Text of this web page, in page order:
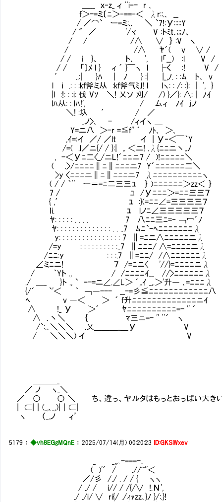
＿__ ｘ‐z_ ィ ¨iｰ- r ､
f＞-=ミ〔ﾆ＞‐==‐＜ λr::.､ __
/ ／⌒` ー=ミ:.､ ＼ `7!:У:::::Y
/ " ／ '/ヾ V :トﾐt､;;;ﾉ、
/ / /∧ ∨ ｝ :V ヽ
/ /∧ ﾔ´( v ∨ /
/ / ｉ }、 ト､ ', l「__) :l V /
/ / 「〕ﾒ l } ィ ´ }￣ヽ l ├く :! V /
′ ..:| }ﾊ | ﾉ } :| |_,ﾉ. : :ﾑ ト､ v
l ｉ .: : :kf斧ミ从 :kf斧气ﾐ,l! l lヽ: : /: :}: | ', }
|l :!: : :i: 伐 Vｿ ＼! 乂ソ 刈/ /) }／}: ∧: | ﾉｲ 正式
lﾊ从: : lﾊ!', / 厶ィ ﾉｲ jノ
＼! :圦 ′ / ／ 実家に報告の手
_ノ>､ - /ィイヽ ＿
Y=ニ八 ＞-r =≦f'' ´ ﾉﾄ､ ＞､
,ｲ=:イ ／/ ／lt イ | У‐＜￣｀Y
/=( .l／ニ{/ / }:| ,. ＜ニ! .λ{ﾆﾆニ丶,.ﾉ
, -＜Уﾆ二〈_/ニL!´ﾆﾆニ7 / )!ﾆﾆﾆﾆﾆ＼
( .>/ﾆﾆﾆﾆ∥ﾆ∥ﾆﾆﾆニ7 Y´ﾆﾆﾆﾆﾆﾆ二＼
>y 〈ﾆﾆﾆニ∥ﾆ∥ﾆﾆﾆニ7 λﾆﾆﾆﾆﾆﾆﾆﾆﾆﾆヽ
( / / ｀¨ ー＝=ﾆ二三三ﾕ ｝ )ﾆﾆﾆﾆﾆﾆ＞zz＜ ｝
7 / ﾕ /Уﾆﾆﾆ＞=ﾆﾆ三三７
{ ,′ ﾕ :}(=ﾆﾆ∠=三三三三７
ｌi. ﾕ lノﾆ∠三三三三三７
ﾔ: : : : : . . . . 7 八ﾆﾆ三ﾆ=‐ ￢冖´ﾉ
ﾔ: : : : : : : : : : : : : : . . ..7 ﾑﾆ`ｰﾍﾆﾆﾆﾆﾆﾆﾆλ
y: : : : : : : : : : : : : : : : 7 ∥=ﾆニ∧ﾆﾆﾆﾆﾆニλ
/=y : : : : : : : : : :..7 ∥ﾆﾆﾆ/ ∧=ﾆﾆﾆﾆニλ
/ﾆﾆ:y : : :.7 ∥=ﾆﾆ/ /∧ﾆﾆﾆﾆﾆﾆλ
∠ミﾆニ! ７ /=ﾆニ〈 '//}=ﾆﾆﾆﾆニλ
/ ｀Yト ., / /ﾆﾆﾆﾆｲ__ //>ﾆﾆﾆﾆﾆﾆλ
./ ＿_ }ト ., ` ｰ-=ニ∠.∠L＞ ´,.ｲ _,.＞'升― ､=ﾆﾆﾆλ
{/´ `'＜ ｀ ￢―--- __-=彡≦ﾆﾆﾆﾆﾆﾆﾆﾆﾆﾆﾆﾆ八
ﾍ v ―＜ ＞ ´ f升ﾆﾆﾆﾆﾆﾆﾆﾆﾆﾆﾆﾆﾆニｲ
∧ !_ У ＞´ ﾔﾆﾆﾆﾆﾆﾆﾆﾆﾆﾆ=- '' ´
∧ ､丶＼ ｛ ﾏ三ニ=- '' ¨´ ヽ
/`:.､＼＼＼ .乂＿＿＿_＿У V
/ ＼＼＼) イ V
／ ノ ヽ_＼
／ ○ ○ ＼ ち、違っ、ヤルタはもっとおっぱい大き
| ⊂|｜(_,､_,)|｜⊂|
ヽ （_.ノ ィ’
5179 ：◆vh8EGgMQnE ：2025/07/14(月) 00:20:23 ID:GKSlWxev
_ _,,｡-===-､
( )'´ / .//~''＜
／/彡 /./ . / / { ヽヽ
/ ./ / i// / /{/∨ !.Ν',
./ ./i/ ∨ ri{/ ./ｨｧzz､}ﾉ }/:.}!